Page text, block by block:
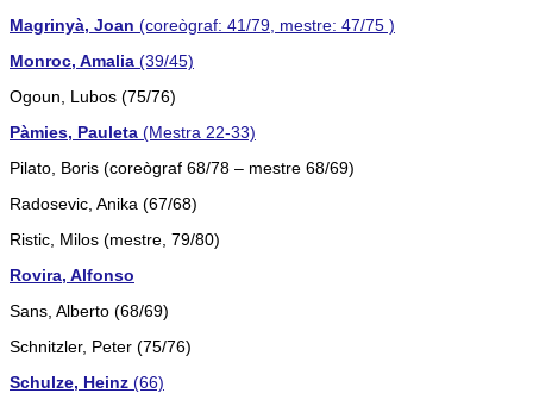
Magrinyà, Joan (coreògraf: 41/79, mestre: 47/75 )
Monroc, Amalia (39/45)
Ogoun, Lubos (75/76)
Pàmies, Pauleta (Mestra 22-33)
Pilato, Boris (coreògraf 68/78 – mestre 68/69)
Radosevic, Anika (67/68)
Ristic, Milos (mestre, 79/80)
Rovira, Alfonso
Sans, Alberto (68/69)
Schnitzler, Peter (75/76)
Schulze, Heinz (66)